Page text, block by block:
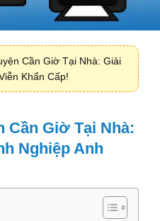
Cần Giờ Tại Nhà: Giải
Khẩn Cấp!
Cần Giờ Tại Nhà:
Nghiệp Anh